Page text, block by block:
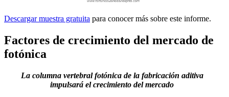
Descargar muestra gratuita para conocer más sobre este informe.
Factores de crecimiento del mercado de
fotónica
La columna vertebral fotónica de la fabricación aditiva
impulsará el crecimiento del mercado